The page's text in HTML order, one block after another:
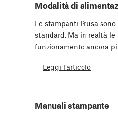
Modalità di
Le stampanti Prusa
standard. Ma in realtà
funzionamento ancora
Leggi l'articolo
Manuali stampante